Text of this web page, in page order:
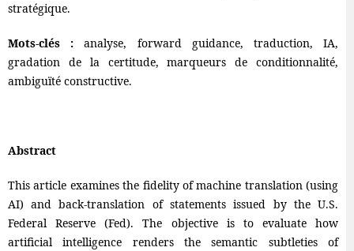
stratégique.
Mots-clés :analyse, forward guidance, traduction, IA,
gradation de la certitude, marqueurs de conditionnalité,
ambiguïté constructive.
Abstract
This article examines the fidelity of machine translation (using
AI) and back-translation of statements issued by the U.S.
Federal Reserve (Fed). The objective is to evaluate how
artificial intelligence renders the semantic subtleties of